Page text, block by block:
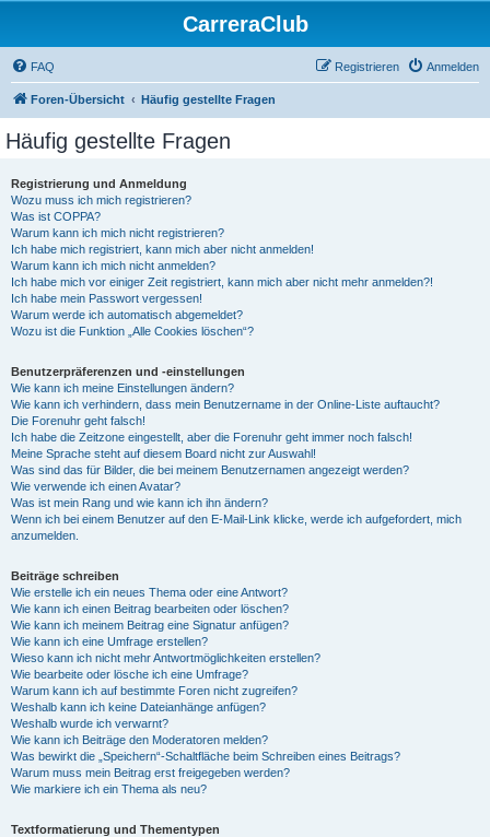
CarreraClub
FAQ Anmelden
Registrieren
Foren-Übersicht Häufig gestellte Fragen
Häufig gestellte Fragen
Registrierung und Anmeldung
Wozu muss ich mich registrieren?
Was ist COPPA?
Warum kann ich mich nicht registrieren?
Ich habe mich registriert, kann mich aber nicht anmelden!
Warum kann ich mich nicht anmelden?
Ich habe mich vor einiger Zeit registriert, kann mich aber nicht mehr anmelden?!
Ich habe mein Passwort vergessen!
Warum werde ich automatisch abgemeldet?
Wozu ist die Funktion „Alle Cookies löschen“?
Benutzerpräferenzen und -einstellungen
Wie kann ich meine Einstellungen ändern?
Wie kann ich verhindern, dass mein Benutzername in der Online-Liste auftaucht?
Die Forenuhr geht falsch!
Ich habe die Zeitzone eingestellt, aber die Forenuhr geht immer noch falsch!
Meine Sprache steht auf diesem Board nicht zur Auswahl!
Was sind das für Bilder, die bei meinem Benutzernamen angezeigt werden?
Wie verwende ich einen Avatar?
Was ist mein Rang und wie kann ich ihn ändern?
Wenn ich bei einem Benutzer auf den E-Mail-Link klicke, werde ich aufgefordert, mich
anzumelden.
Beiträge schreiben
Wie erstelle ich ein neues Thema oder eine Antwort?
Wie kann ich einen Beitrag bearbeiten oder löschen?
Wie kann ich meinem Beitrag eine Signatur anfügen?
Wie kann ich eine Umfrage erstellen?
Wieso kann ich nicht mehr Antwortmöglichkeiten erstellen?
Wie bearbeite oder lösche ich eine Umfrage?
Warum kann ich auf bestimmte Foren nicht zugreifen?
Weshalb kann ich keine Dateianhänge anfügen?
Weshalb wurde ich verwarnt?
Wie kann ich Beiträge den Moderatoren melden?
Was bewirkt die „Speichern“-Schaltfläche beim Schreiben eines Beitrags?
Warum muss mein Beitrag erst freigegeben werden?
Wie markiere ich ein Thema als neu?
Textformatierung und Thementypen